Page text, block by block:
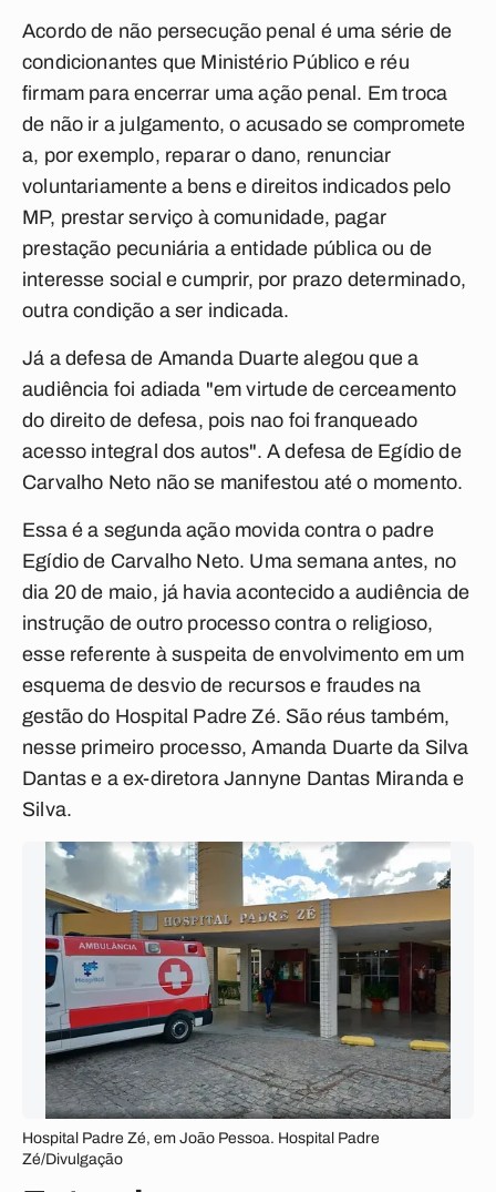
Acordo de não persecução penal é uma série de
condicionantes que Ministério Público e réu
firmam para encerrar uma ação penal. Em troca
de não ir a julgamento, o acusado se compromete
a, por exemplo, reparar o dano, renunciar
voluntariamente a bens e direitos indicados pelo
MP, prestar serviço à comunidade, pagar
prestação pecuniária a entidade pública ou de
interesse social e cumprir, por prazo determinado,
outra condição a ser indicada.
Já a defesa de Amanda Duarte alegou que a
audiência foi adiada "em virtude de cerceamento
do direito de defesa, pois nao foi franqueado
acesso integral dos autos". A defesa de Egídio de
Carvalho Neto não se manifestou até o momento.
Essa é a segunda ação movida contra o padre
Egídio de Carvalho Neto. Uma semana antes, no
dia 20 de maio, já havia acontecido a audiência de
instrução de outro processo contra o religioso,
esse referente à suspeita de envolvimento em um
esquema de desvio de recursos e fraudes na
gestão do Hospital Padre Zé. São réus também,
nesse primeiro processo, Amanda Duarte da Silva
Dantas e a ex-diretora Jannyne Dantas Miranda e
Silva.
Hospital Padre Zé, em João Pessoa. Hospital Padre
Zé/Divulgação